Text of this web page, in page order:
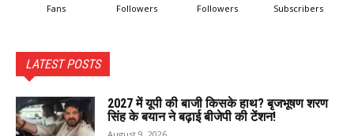
Fans Followers Followers Subscribers
LATEST POSTS
2027 में यूपी की बाजी किसके हाथ? बृजभूषण शरण
सिंह के बयान ने बढ़ाई बीजेपी की टेंशन!